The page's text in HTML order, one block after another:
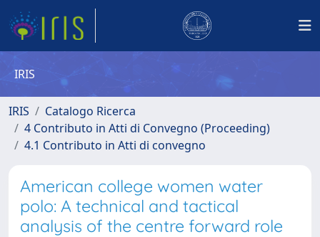
IRIS
IRIS
Catalogo Ricerca
4 Contributo in Atti di Convegno (Proceeding)
4.1 Contributo in Atti di convegno
American college women water
polo: A technical and tactical
analysis of the centre forward role